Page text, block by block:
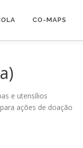
CO-MAPS
e utensílios
ações de doação